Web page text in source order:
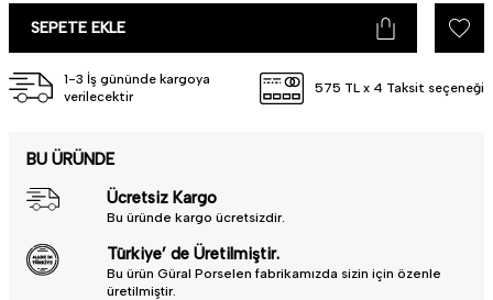
SEPETE EKLE
1-3 İş gününde kargoya
verilecektir
575 TL x 4 Taksit seçeneği
BU ÜRÜNDE
Ücretsiz Kargo
Bu üründe kargo ücretsizdir.
Türkiye’ de Üretilmiştir.
Bu ürün Güral Porselen fabrikamızda sizin için özenle
üretilmiştir.